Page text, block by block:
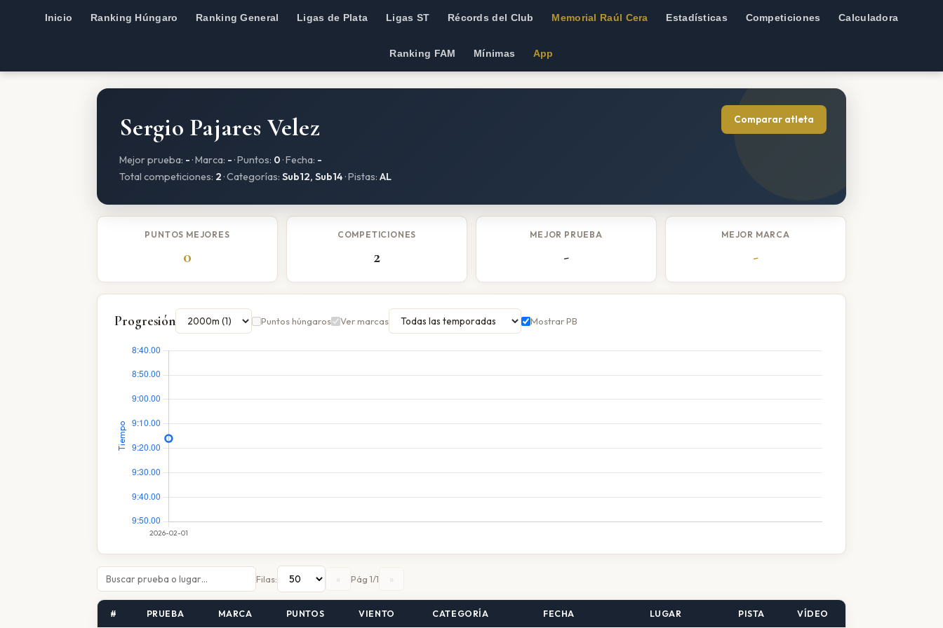
Inicio Ranking Húngaro Ranking General Ligas de Plata Ligas ST Récords del Club Memorial Raúl Cera Estadísticas Competiciones Calculadora
Ranking FAM Mínimas App
Comparar atleta
Sergio Pajares Velez
Mejor prueba: - · Marca: - · Puntos: 0 · Fecha: -
Total competiciones: 2 · Categorías: Sub12, Sub14 · Pistas: AL
PUNTOS MEJORES
0
COMPETICIONES
2
MEJOR PRUEBA
-
MEJOR MARCA
-
Progresión Puntos húngaros Ver marcas Mostrar PB
Filas: « Pág 1/1 »
# PRUEBA MARCA PUNTOS VIENTO CATEGORÍA FECHA LUGAR PISTA VÍDEO